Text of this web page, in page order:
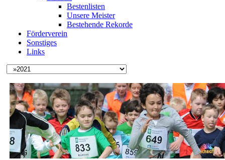
Bestenlisten
Unsere Meister
Bestehende Rekorde
Förderverein
Sonstiges
Links